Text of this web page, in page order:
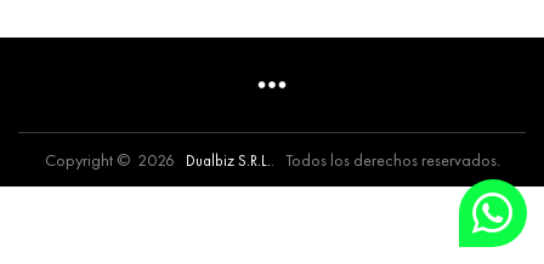
Copyright © 2026 Dualbiz S.R.L.. Todos los derechos reservados.